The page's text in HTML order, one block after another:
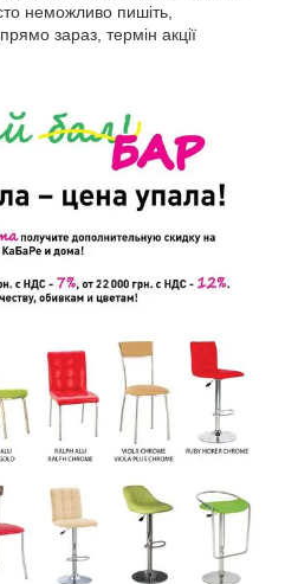
неможливо пишіть,
зараз, термін акції